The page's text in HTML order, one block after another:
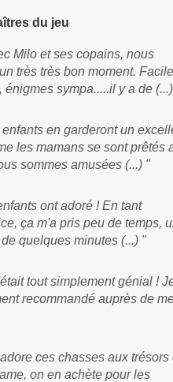
du jeu
Milo et ses copains, nous
très très bon moment.
sympa.....il y a de
enfants en garderont un
les mamans se sont prêtés
sommes amusées (...) "
ont adoré ! En tant
ça m'a pris peu de temps,
quelques minutes (...) "
tout simplement génial !
recommandé auprès de
ces chasses aux trésors
on en achète pour les